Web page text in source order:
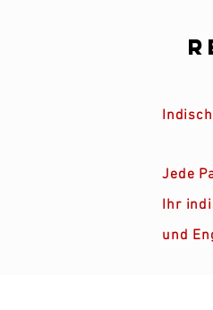
Jede
Ihr
und